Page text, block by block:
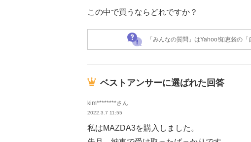
この中で買うならどれですか？
「みんなの質問」はYahoo!知恵袋の
ベストアンサーに選ばれた回答
kim********さん
2022.3.7 11:55
私はMAZDA3を購入しました。